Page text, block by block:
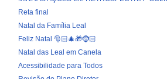
Reta final
Natal da Família Leal
Feliz Natal 🎅🏻🎄🎁🤶🏻
Natal das Leal em Canela
Acessibilidade para Todos